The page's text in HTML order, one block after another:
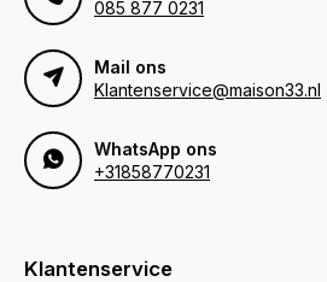
085 877 0231
Mail ons
Klantenservice@maison33.nl
WhatsApp ons
+31858770231
Klantenservice